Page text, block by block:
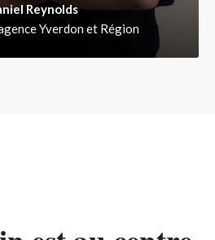
Reynolds
Yverdon et Région